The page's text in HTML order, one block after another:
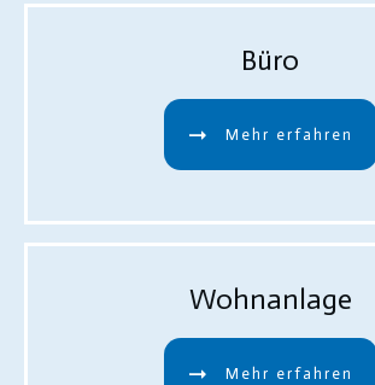
Büro
Mehr erfahren
Wohnanlage
Mehr erfahren